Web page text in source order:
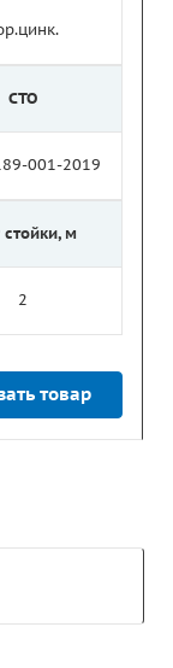
СТО
001-2019
м
2
товар